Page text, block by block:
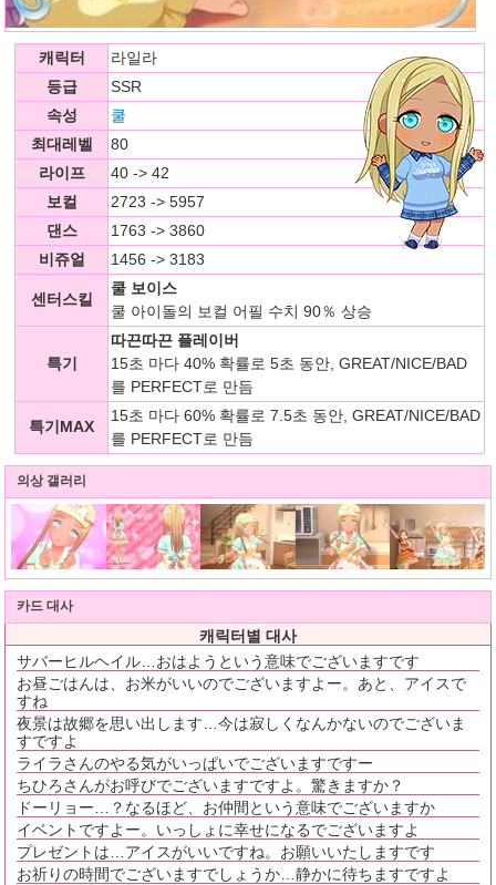
캐릭터
라일라
등급
SSR
속성
쿨
최대레벨
80
라이프
40 -> 42
보컬
2723 -> 5957
댄스
1763 -> 3860
비쥬얼
1456 -> 3183
센터스킬
쿨 보이스
쿨 아이돌의 보컬 어필 수치 90％ 상승
특기
따끈따끈 플레이버
15초 마다 40% 확률로 5초 동안, GREAT/NICE/BAD
를 PERFECT로 만듬
특기MAX
15초 마다 60% 확률로 7.5초 동안, GREAT/NICE/BAD
를 PERFECT로 만듬
의상 갤러리
카드 대사
캐릭터별 대사
サバーヒルヘイル…おはようという意味でございますです
お昼ごはんは、お米がいいのでございますよー。あと、アイスで
すね
夜景は故郷を思い出します…今は寂しくなんかないのでございま
すですよ
ライラさんのやる気がいっぱいでございますですー
ちひろさんがお呼びでございますですよ。驚きますか？
ドーリョー…？なるほど、お仲間という意味でございますか
イベントですよー。いっしょに幸せになるでございますよ
プレゼントは…アイスがいいですね。お願いいたしますです
お祈りの時間でございますでしょうか…静かに待ちますですよ